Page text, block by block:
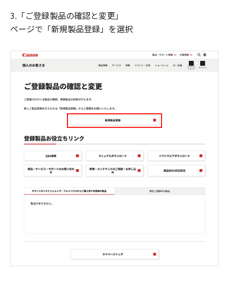
3.「ご登録製品の確認と変更」
ページで「新規製品登録」を選択